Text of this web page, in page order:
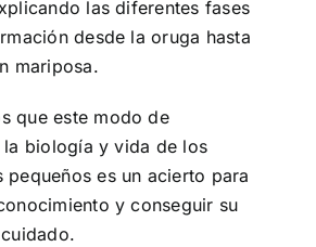
las diferentes fases
desde la oruga hasta
mariposa.
que este modo de
la biología y vida de los
pequeños es un acierto para
y conseguir su